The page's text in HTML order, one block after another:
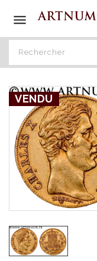

VENDU